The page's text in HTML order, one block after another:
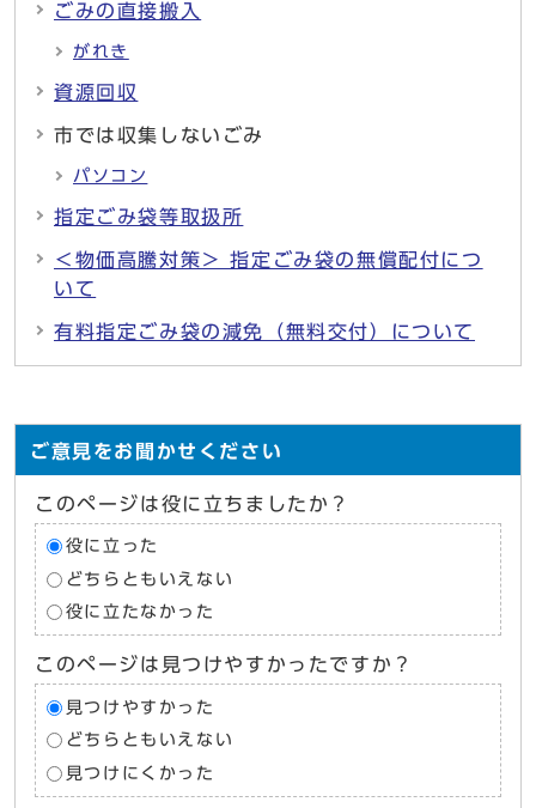
ごみの直接搬入
がれき
資源回収
市では収集しないごみ
パソコン
指定ごみ袋等取扱所
＜物価高騰対策＞ 指定ごみ袋の無償配付につ
いて
有料指定ごみ袋の減免（無料交付）について
ご意見をお聞かせください
このページは役に立ちましたか？
役に立った
どちらともいえない
役に立たなかった
このページは見つけやすかったですか？
見つけやすかった
どちらともいえない
見つけにくかった